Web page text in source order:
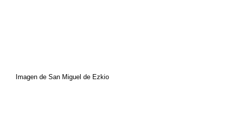
Imagen de San Miguel de Ezkio